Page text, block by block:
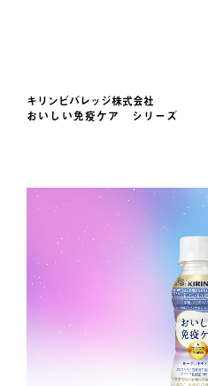
キリンビバレッジ株式会社
おいしい免疫ケア シリーズ